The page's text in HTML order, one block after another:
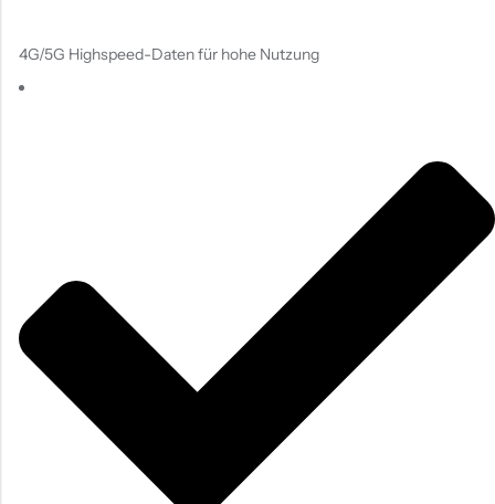
4G/5G Highspeed-Daten für hohe Nutzung